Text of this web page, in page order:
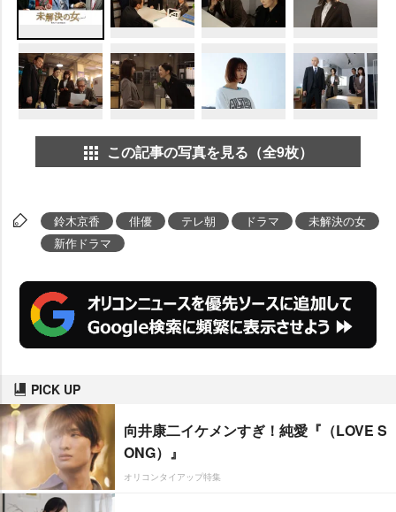
この記事の写真を見る（全9枚）
鈴木京香 俳優 テレ朝 ドラマ
未解決の女
新作ドラマ
PICK UP
向井康二イケメンすぎ！純愛『（LOVE S
ONG）』
オリコンタイアップ特集